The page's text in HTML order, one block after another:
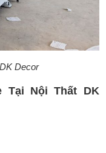
Decor
Tại Nội Thất DK